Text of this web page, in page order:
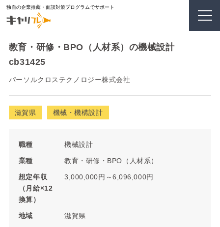
独自の企業推薦・面談対策プログラムでサポート
教育・研修・BPO（人材系）の機械設計
cb31425
パーソルクロステクノロジー株式会社
滋賀県 機械・機構設計
職種 機械設計
業種 教育・研修・BPO（人材系）
想定年収
（月給×12
換算）
3,000,000円～6,096,000円
地域 滋賀県